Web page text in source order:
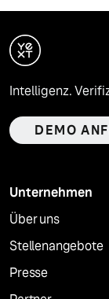
Intelligenz.
DEMO
Unternehmen
Über uns
Stellenangebote
Presse